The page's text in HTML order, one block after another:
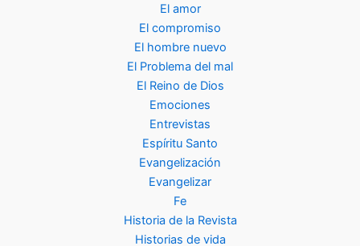
El amor
El compromiso
El hombre nuevo
El Problema del mal
El Reino de Dios
Emociones
Entrevistas
Espíritu Santo
Evangelización
Evangelizar
Fe
Historia de la Revista
Historias de vida